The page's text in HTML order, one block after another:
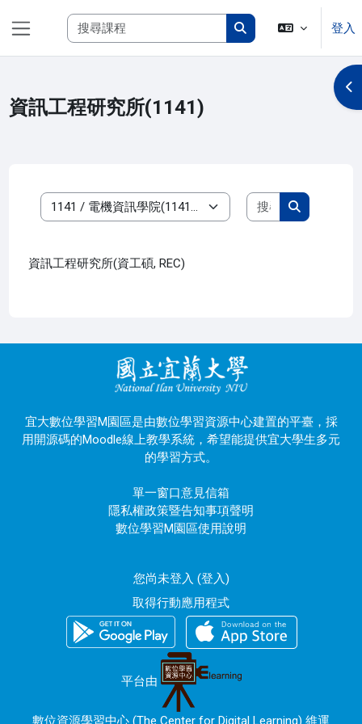
搜尋課程
搜尋課程
登入
資訊工程研究所(1141)
開
課程類別
搜尋課程
搜尋課程
資訊工程研究所(資工碩, REC)
宜大數位學習M園區是由數位學習資源中心建置的平臺，採
用開源碼的Moodle線上教學系統，希望能提供宜大學生多元
的學習方式。
單一窗口意見信箱
隱私權政策暨告知事項聲明
數位學習M園區使用說明
您尚未登入 (登入)
取得行動應用程式
平台由
數位資源學習中心 (The Center for Digital Learning) 維運